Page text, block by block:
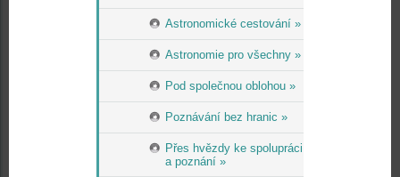
Astronomické cestování »
Astronomie pro všechny »
Pod společnou oblohou »
Poznávání bez hranic »
Přes hvězdy ke spolupráci
a poznání »